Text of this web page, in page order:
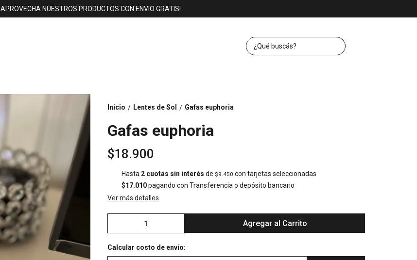
APROVECHA NUESTROS PRODUCTOS CON ENVIO GRATIS!
Inicio / Lentes de Sol / Gafas euphoria
Gafas euphoria
$18.900
Hasta 2 cuotas sin interés de $9.450 con tarjetas seleccionadas
$17.010pagando con Transferencia o depósito bancario
Ver más detalles
Agregar al Carrito
Calcular costo de envío: